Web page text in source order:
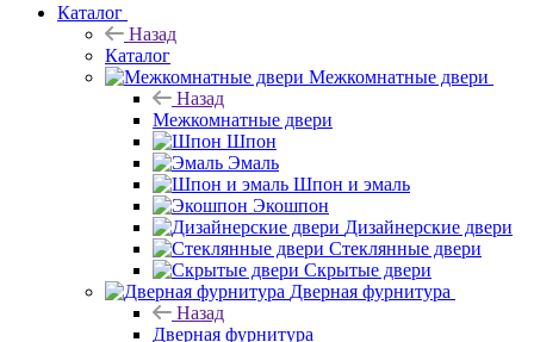
Каталог
Назад
Каталог
Межкомнатные двери
Назад
Межкомнатные двери
Шпон
Эмаль
Шпон и эмаль
Экошпон
Дизайнерские двери
Стеклянные двери
Скрытые двери
Дверная фурнитура
Назад
Дверная фурнитура